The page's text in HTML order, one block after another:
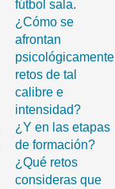
fútbol sala.
¿Cómo se
afrontan
psicológicamente
retos de tal
calibre e
intensidad?
¿Y en las etapas
de formación?
¿Qué retos
consideras que